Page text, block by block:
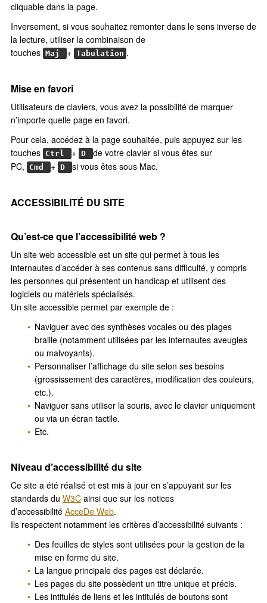
cliquable dans la page.
Inversement, si vous souhaitez remonter dans le sens inverse de
la lecture, utiliser la combinaison de
touches Maj + Tabulation .
Mise en favori
Utilisateurs de claviers, vous avez la possibilité de marquer
n’importe quelle page en favori.
Pour cela, accédez à la page souhaitée, puis appuyez sur les
touches Ctrl + D
de votre clavier si vous êtes sur
PC,
Cmd + D si vous êtes sous Mac.
ACCESSIBILITÉ DU SITE
Qu’est-ce que l’accessibilité web ?
Un site web accessible est un site qui permet à tous les
internautes d’accéder à ses contenus sans difficulté, y compris
les personnes qui présentent un handicap et utilisent des
logiciels ou matériels spécialisés.
Un site accessible permet par exemple de :
Naviguer avec des synthèses vocales ou des plages
braille (notamment utilisées par les internautes aveugles
ou malvoyants).
Personnaliser l’affichage du site selon ses besoins
(grossissement des caractères, modification des couleurs,
etc.).
Naviguer sans utiliser la souris, avec le clavier uniquement
ou via un écran tactile.
Etc.
Niveau d’accessibilité du site
Ce site a été réalisé et est mis à jour en s’appuyant sur les
standards du W3C ainsi que sur les notices
d’accessibilité AcceDe Web.
Ils respectent notamment les critères d’accessibilité suivants :
Des feuilles de styles sont utilisées pour la gestion de la
mise en forme du site.
La langue principale des pages est déclarée.
Les pages du site possèdent un titre unique et précis.
Les intitulés de liens et les intitulés de boutons sont